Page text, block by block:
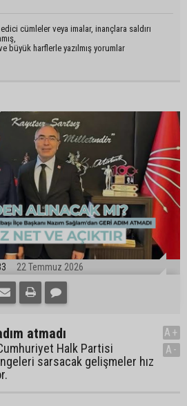
cümleler veya imalar, inançlara saldırı
büyük harflerle yazılmış yorumlar
22 Temmuz 2026
atmadı
Halk Partisi
sarsacak gelişmeler hız
A+
A-